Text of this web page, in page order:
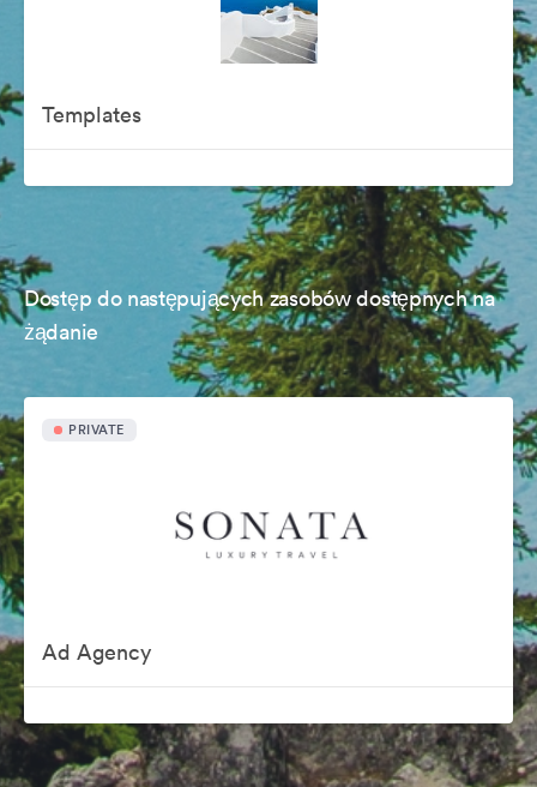
Templates
Dostęp do następujących zasobów dostępnych na
żądanie
PRIVATE
Ad Agency